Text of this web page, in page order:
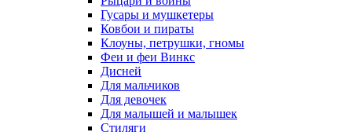
Гусары и мушкетеры
Ковбои и пираты
Клоуны, петрушки, гномы
Феи и феи Винкс
Дисней
Для мальчиков
Для девочек
Для малышей и малышек
Стиляги